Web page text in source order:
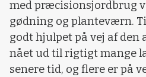
med præcisionsjordbrug
gødning og planteværn.
godt hjulpet på vej af
nået ud til rigtigt mange
senere tid, og flere er på